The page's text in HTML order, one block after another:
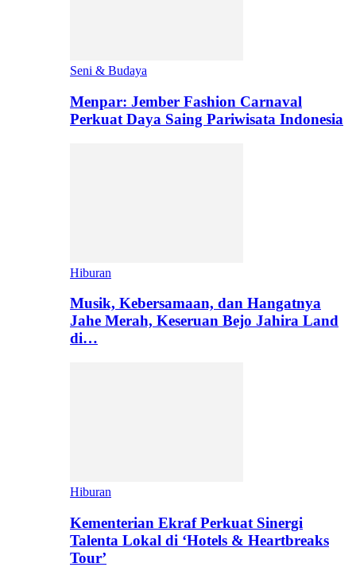
Seni & Budaya
Menpar: Jember Fashion Carnaval
Perkuat Daya Saing Pariwisata Indonesia
Hiburan
Musik, Kebersamaan, dan Hangatnya
Jahe Merah, Keseruan Bejo Jahira Land
di…
Hiburan
Kementerian Ekraf Perkuat Sinergi
Talenta Lokal di ‘Hotels & Heartbreaks
Tour’